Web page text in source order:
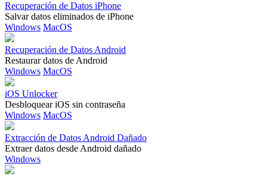
Recuperación de Datos iPhone
Salvar datos eliminados de iPhone
Windows MacOS
Recuperación de Datos Android
Restaurar datos de Android
Windows MacOS
iOS Unlocker
Desbloquear iOS sin contraseña
Windows MacOS
Extracción de Datos Android Dañado
Extraer datos desde Android dañado
Windows